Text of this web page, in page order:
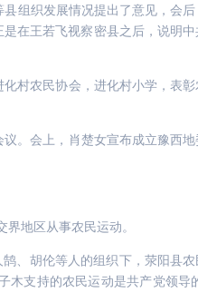
组织发展情况提出了意见，会
在王若飞视察密县之后，说明
村农民协会，进化村小学，表
。会上，肖楚女宣布成立豫西地
地区从事农民运动。
、胡伦等人的组织下，荥阳县
木支持的农民运动是共产党领导